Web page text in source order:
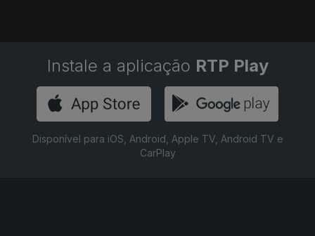
Instale a aplicação RTP Play
Disponível para iOS, Android, Apple TV, Android TV e
CarPlay